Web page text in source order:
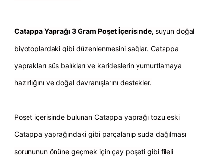
Catappa Yaprağı 3 Gram Poşet İçerisinde, suyun doğal
biyotoplardaki gibi düzenlenmesini sağlar. Catappa
yaprakları süs balıkları ve karideslerin yumurtlamaya
hazırlığını ve doğal davranışlarını destekler.
Poşet içerisinde bulunan Catappa yaprağı tozu eski
Catappa yaprağındaki gibi parçalanıp suda dağılması
sorununun önüne geçmek için çay poşeti gibi fileli